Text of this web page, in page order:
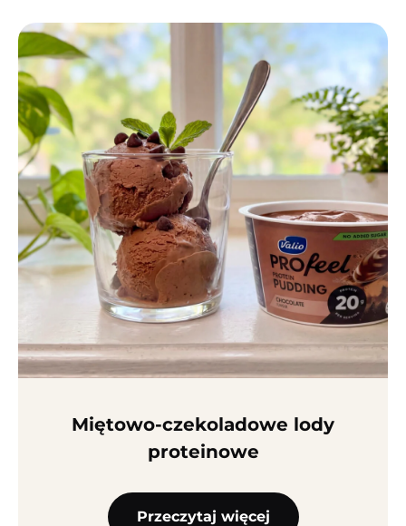
Miętowo-cze­ko­ladowe lody
proteinowe
Przeczytaj więcej